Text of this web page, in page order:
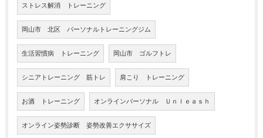
ストレス解消 トレーニング
岡山市 北区 パーソナルトレーニングジム
生活習慣病 トレーニング 岡山市 ゴルフトレ
シニアトレーニング 筋トレ 肩こり トレーニング
お酒 トレーニング オンラインパーソナル Ｕｎｌｅａｓｈ
オンライン姿勢診断 姿勢改善エクササイズ